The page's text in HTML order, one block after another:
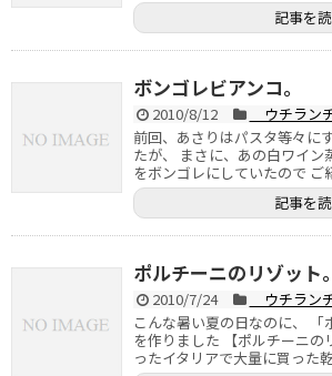
記事を
ボンゴレビアンコ。
2010/8/12
ウチラン
前回、あさりはパスタ等々に
たが、 まさに、あの白ワイ
をボンゴレにしていたので
記事を
ポルチーニのリゾット。
2010/7/24
ウチラン
こんな暑い夏の日なのに、 「
を作りました 【ポルチーニ
ったイタリアで大量に買った